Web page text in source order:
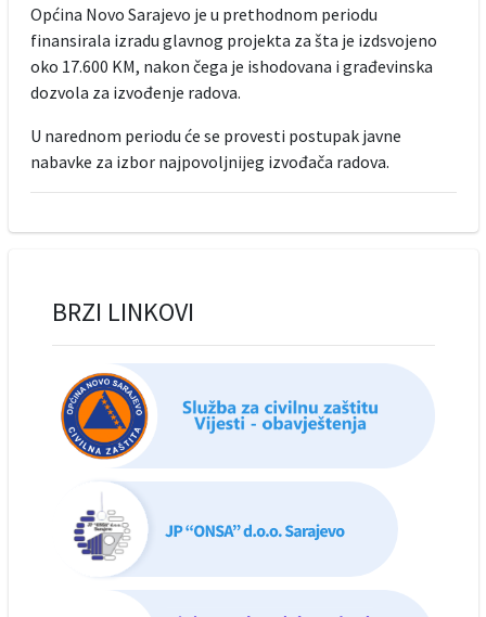
Općina Novo Sarajevo je u prethodnom periodu
finansirala izradu glavnog projekta za šta je izdsvojeno
oko 17.600 KM, nakon čega je ishodovana i građevinska
dozvola za izvođenje radova.
U narednom periodu će se provesti postupak javne
nabavke za izbor najpovoljnijeg izvođača radova.
BRZI LINKOVI